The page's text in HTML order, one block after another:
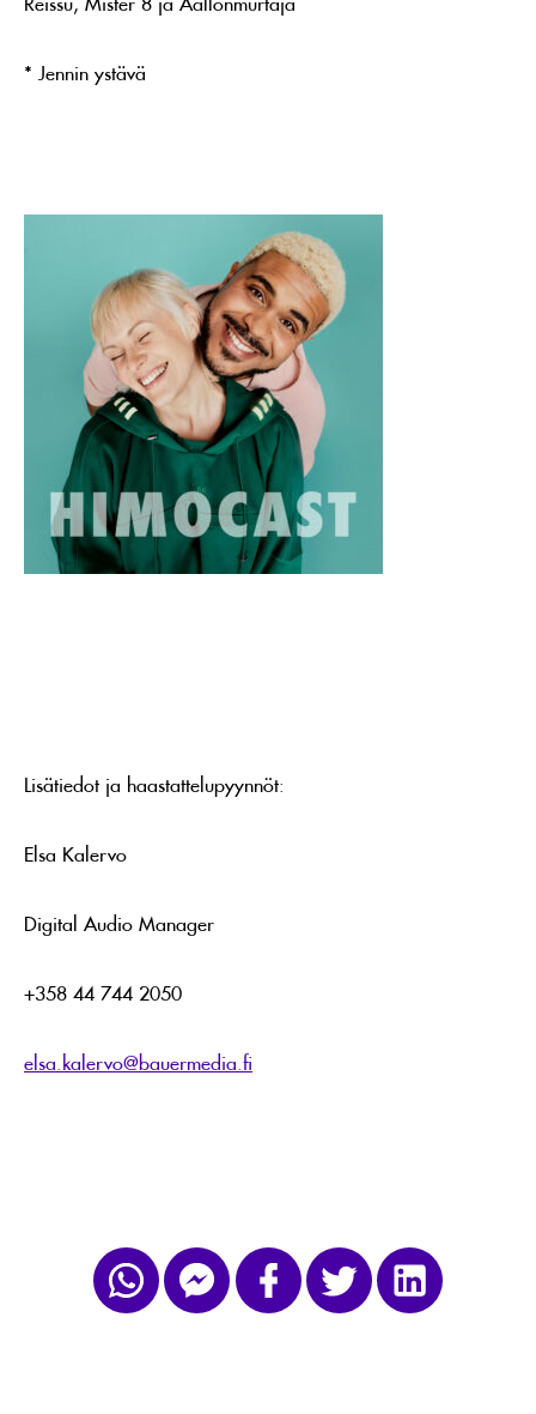
* Jennin ystävä
Lisätiedot ja haastattelupyynnöt:
Elsa Kalervo
Digital Audio Manager
+358 44 744 2050
elsa.kalervo@bauermedia.fi